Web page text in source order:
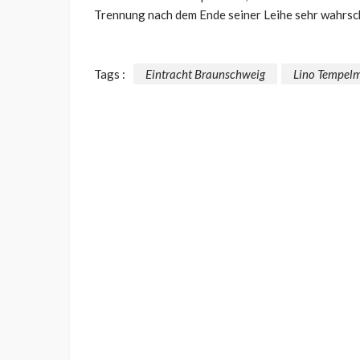
Trennung nach dem Ende seiner Leihe sehr
Tags : Eintracht Braunschweig Lino